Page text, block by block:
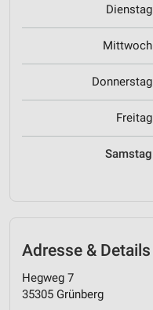
Dienstag
Mittwoch
Donnerstag
Freitag
Samstag
Adresse & Details
Hegweg 7
35305 Grünberg